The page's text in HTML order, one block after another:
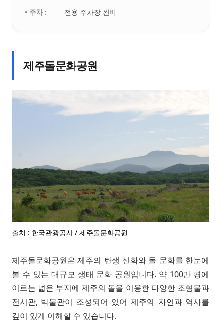
• 주차 :
전용 주차장 완비
제주돌문화공원
출처 : 한국관광공사 / 제주돌문화공원
제주돌문화공원은 제주의 탄생 신화와 돌 문화를 한눈에
볼 수 있는 대규모 생태 문화 공원입니다. 약 100만 평에
이르는 넓은 부지에 제주의 돌을 이용한 다양한 조형물과
전시관, 박물관이 조성되어 있어 제주의 자연과 역사를
깊이 있게 이해할 수 있습니다.